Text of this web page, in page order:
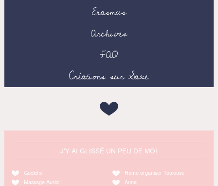
Erasmus
Archives
FAQ
Créations sur Saxe
J'Y AI GLISSÉ UN PEU DE MOI
Godiche
Massage Auriol
Home organiser Toulouse
Anne